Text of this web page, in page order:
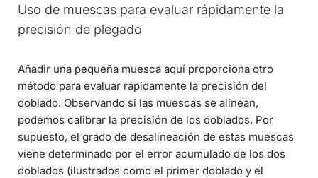
Uso de muescas para evaluar rápidamente la
precisión de plegado
Añadir una pequeña muesca aquí proporciona otro
método para evaluar rápidamente la precisión del
doblado. Observando si las muescas se alinean,
podemos calibrar la precisión de los doblados. Por
supuesto, el grado de desalineación de estas muescas
viene determinado por el error acumulado de los dos
doblados (ilustrados como el primer doblado y el